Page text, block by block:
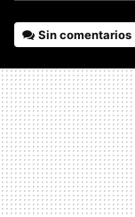
Sin comentarios